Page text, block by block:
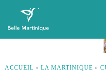
ACCUEIL » LA MARTINIQUE »